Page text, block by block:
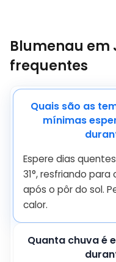
Blumenau em
frequentes
Quais são as
mínimas
Espere dias
31°, resfriando para
após o pôr do sol.
calor.
Quanta chuva é